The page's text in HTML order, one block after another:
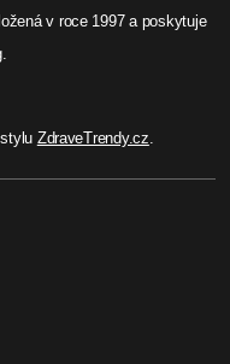
v roce 1997 a poskytuje
ZdraveTrendy.cz